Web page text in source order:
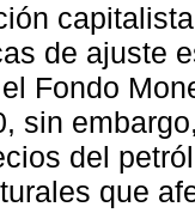
de ajuste
Fondo
sin
del
que